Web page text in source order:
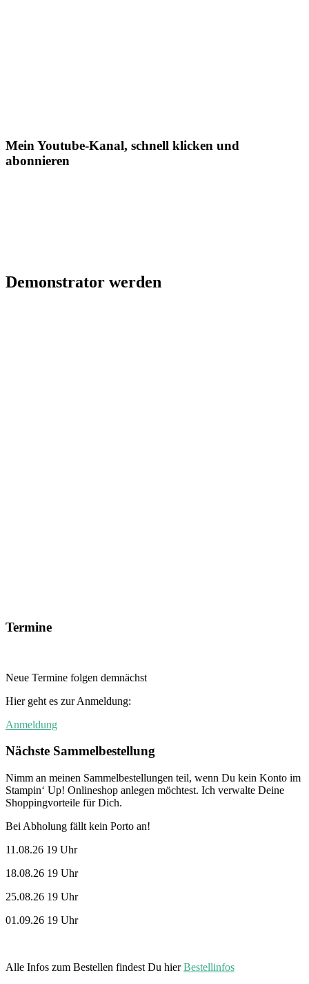
Mein Youtube-Kanal, schnell klicken und
abonnieren
Demonstrator werden
Termine
Neue Termine folgen demnächst
Hier geht es zur Anmeldung:
Anmeldung
Nächste Sammelbestellung
Nimm an meinen Sammelbestellungen teil, wenn Du kein Konto im
Stampin‘ Up! Onlineshop anlegen möchtest. Ich verwalte Deine
Shoppingvorteile für Dich.
Bei Abholung fällt kein Porto an!
11.08.26 19 Uhr
18.08.26 19 Uhr
25.08.26 19 Uhr
01.09.26 19 Uhr
Alle Infos zum Bestellen findest Du hierBestellinfos